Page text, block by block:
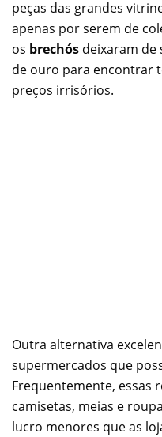
peças das grandes
apenas por serem de
os brechós deixaram de
de ouro para encontrar
preços irrisórios.
Outra alternativa
supermercados que
Frequentemente, essas
camisetas, meias e
lucro menores que as